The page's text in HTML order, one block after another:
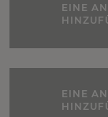
EINE
EINE